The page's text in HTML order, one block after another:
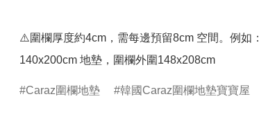
⚠️圍欄厚度約4cm，需每邊預留8cm 空間。例如：
Caraz圍欄地墊 韓國Caraz圍欄地墊寶寶屋